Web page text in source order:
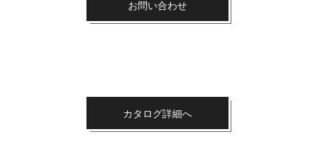
お問い合わせ
カタログ詳細へ